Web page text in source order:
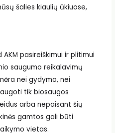
šalies kiaulių ūkiuose,
pasireiškimui ir plitimui
saugumo reikalavimų
nei gydymo, nei
tik biosaugos
arba nepaisant šių
gamtos gali būti
vietas.